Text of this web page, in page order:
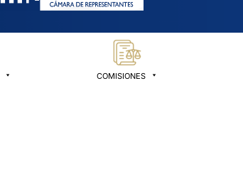
COMISIONES